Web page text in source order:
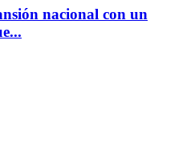
nacional con un